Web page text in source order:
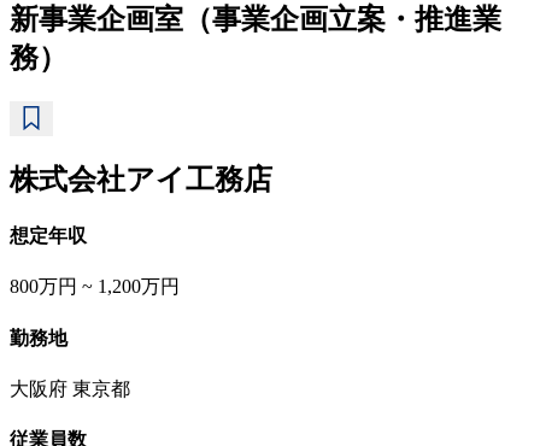
新事業企画室（事業企画立案・推進業
務）
株式会社アイ工務店
想定年収
800万円 ~ 1,200万円
勤務地
大阪府 東京都
従業員数